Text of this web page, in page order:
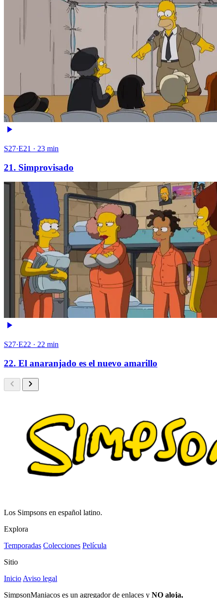
S27·E21 · 23 min
21. Simprovisado
S27·E22 · 22 min
22. El anaranjado es el nuevo amarillo
Los Simpsons en español latino.
Explora
Temporadas Colecciones Película
Sitio
Inicio Aviso legal
SimpsonManiacos es un agregador de enlaces y NO aloja,